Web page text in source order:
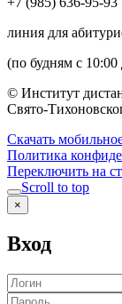
линия для
(по будням с 10:00
© Институт
Свято-
Скачать
Политика
Переключить на
Scroll to top
×
Вход